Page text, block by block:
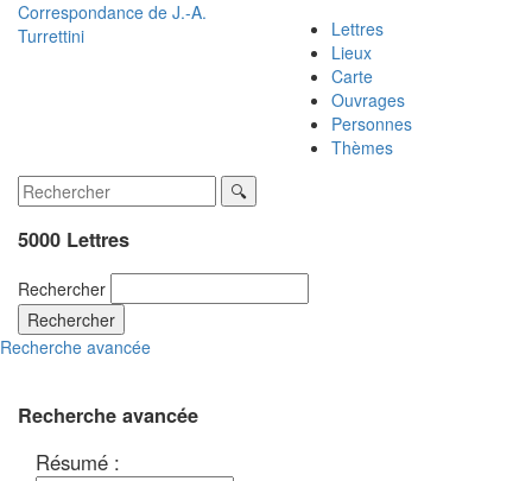
Correspondance de J.-A.
Turrettini
Lettres
Lieux
Carte
Ouvrages
Personnes
Thèmes
5000 Lettres
Rechercher
Rechercher
Recherche avancée
Recherche avancée
Résumé :